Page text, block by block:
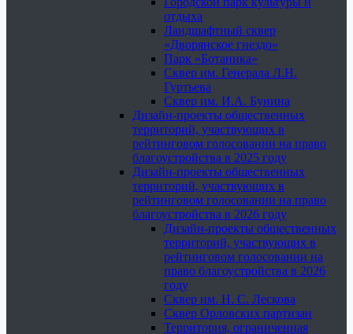
отдыха
Ландшафтный сквер
«Дворянское гнездо»
Парк «Ботаника»
Сквер им. Генерала Л.Н.
Гуртьева
Сквер им. И.А. Бунина
Дизайн-проекты общественных
территорий, участвующих в
рейтинговом голосовании на право
благоустройства в 2025 году
Дизайн-проекты общественных
территорий, участвующих в
рейтинговом голосовании на право
благоустройства в 2026 году
Дизайн-проекты общественных
территорий, участвующих в
рейтинговом голосовании на
право благоустройства в 2026
году
Сквер им. Н. С. Лескова
Сквер Орловских партизан
Территория, ограниченная